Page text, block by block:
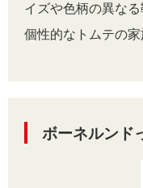
イズや色柄の異な
個性的なトムテの家
ボーネルンド